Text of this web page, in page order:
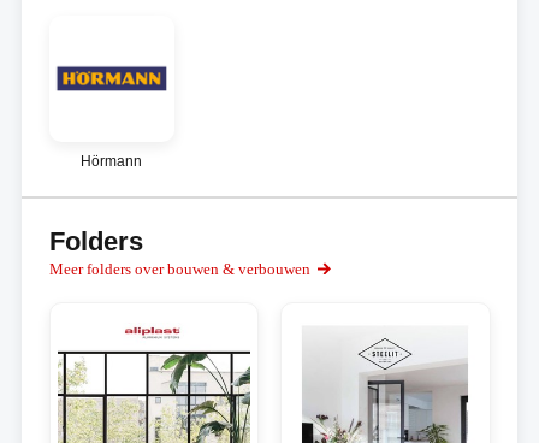
Hörmann
Folders
Meer folders over bouwen & verbouwen